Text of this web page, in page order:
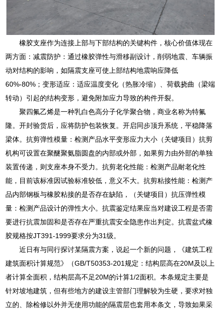
橡胶支座作为连接上部与下部结构的关键构件，核心价值体现在
两方面：减震防护：通过橡胶弹性与滑移副设计，削弱地震、车辆振
动对结构的影响，如隔震支座可使上部结构地震响应降低
60%-80%；变形适应：适应温度变化（热胀冷缩）、荷载挠曲（梁端
转动）引起的结构变形，避免附加应力导致的构件开裂。
聚四氟乙烯是一种乳白色高分子化学聚合物，商业名称为特氟
隆。开封验货后，应将防护包装恢复。开启同步顶升系统，平稳降落
梁体。抗剪弹性模量：检测产品水平变形应力大小（关键项目）抗剪
机构可设置在聚醚聚氨脂圆盘的内部或外部，如果剪力由外部的单独
装置传递，则支座本身不受力。抗剪老化性能：检测产品耐老化性
能，目前该标准因试验标准较低，意义不大。抗剪粘接性能：检测产
品内部钢板与橡胶粘接的是否存在缺陷，（关键项目）抗压弹性模
量：检测产品设计的弹性大小。抗震鉴定结果应当对建设工程是否需
要进行抗震加固和是否存在严重抗震安全隐患作出判定。抗震盆式橡
胶规格按JT391-1999要求分为31级。
近日有与同行探讨某隔震方案，说起一个新的问题，《建筑工程
建筑面积计算规范》（GB/T50353-201规定：结构层高在20M及以上
者计算全面积，结构层高不足20M的计算1/2面积。本条规定主要是
针对坡地建筑，但有些地方的建设主管部门理解较为生硬，要求对独
立的、除检修以外并无使用功能的隔震层也套用本条文，导致如果采